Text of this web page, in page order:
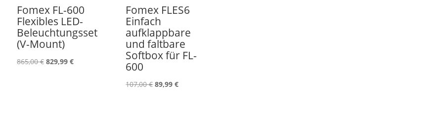
Fomex FL-600
Flexibles LED-
Beleuchtungsset
(V-Mount)
865,00€ Ursprünglicher
829,99 €Aktueller
Fomex FLES6
Einfach
aufklappbare
und faltbare
Softbox für FL-
600
107,00€Ursprünglicher
89,99€Aktueller